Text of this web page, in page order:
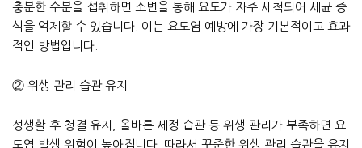
충분한 수분을 섭취하면 소변을 통해 요도가 자주 세척되어 세균 증
식을 억제할 수 있습니다. 이는 요도염 예방에 가장 기본적이고 효과
적인 방법입니다.
② 위생 관리 습관 유지
성생활 후 청결 유지, 올바른 세정 습관 등 위생 관리가 부족하면 요
도염 발생 위험이 높아집니다. 따라서 꾸준한 위생 관리 습관을 유지